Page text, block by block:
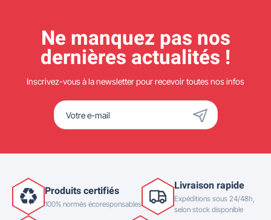
Ne manquez pas nos
dernières actualités !
Inscrivez-vous à la newsletter pour recevoir toutes nos infos
Produits certifiés
100% normés écoresponsables
Livraison rapide
Expéditions sous 24/48h,
selon stock disponible